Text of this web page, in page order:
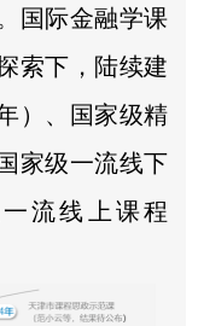
国际金融学课
索下，陆续建
）、国家级精
家级一流线下
流线上课程